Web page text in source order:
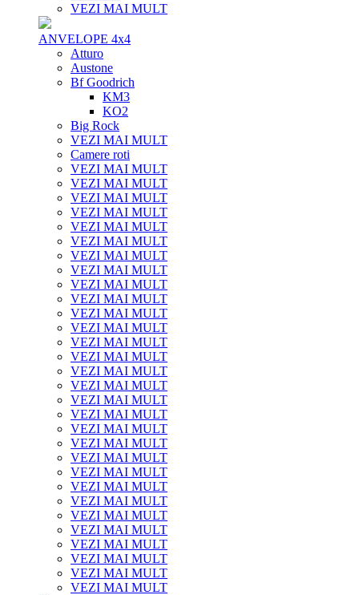
VEZI MAI MULT
ANVELOPE 4x4
Atturo
Austone
Bf Goodrich
KM3
KO2
Big Rock
VEZI MAI MULT
Camere roti
VEZI MAI MULT
VEZI MAI MULT
VEZI MAI MULT
VEZI MAI MULT
VEZI MAI MULT
VEZI MAI MULT
VEZI MAI MULT
VEZI MAI MULT
VEZI MAI MULT
VEZI MAI MULT
VEZI MAI MULT
VEZI MAI MULT
VEZI MAI MULT
VEZI MAI MULT
VEZI MAI MULT
VEZI MAI MULT
VEZI MAI MULT
VEZI MAI MULT
VEZI MAI MULT
VEZI MAI MULT
VEZI MAI MULT
VEZI MAI MULT
VEZI MAI MULT
VEZI MAI MULT
VEZI MAI MULT
VEZI MAI MULT
VEZI MAI MULT
VEZI MAI MULT
VEZI MAI MULT
VEZI MAI MULT